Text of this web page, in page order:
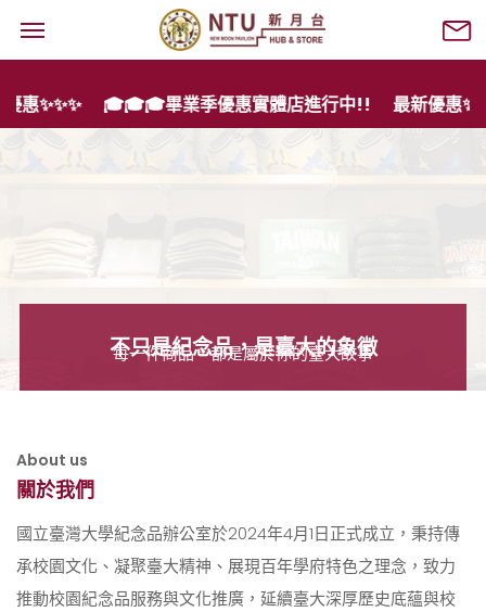
🎓🎓🎓畢業季優惠實體店進行中!! 最新優惠✨✨✨
不只是紀念品，是臺大的象徵
每一件商品，都是屬於你的臺大故事
About us
關於我們
國立臺灣大學紀念品辦公室於2024年4月1日正式成立，秉持傳
承校園文化、凝聚臺大精神、展現百年學府特色之理念，致力
推動校園紀念品服務與文化推廣，延續臺大深厚歷史底蘊與校